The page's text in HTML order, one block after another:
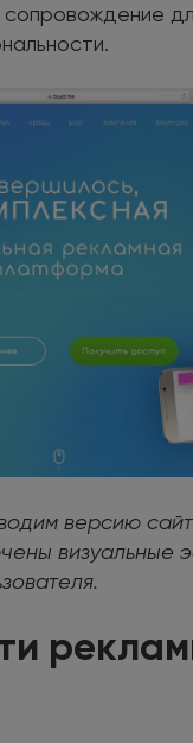
сопровождение
версию
визуальные